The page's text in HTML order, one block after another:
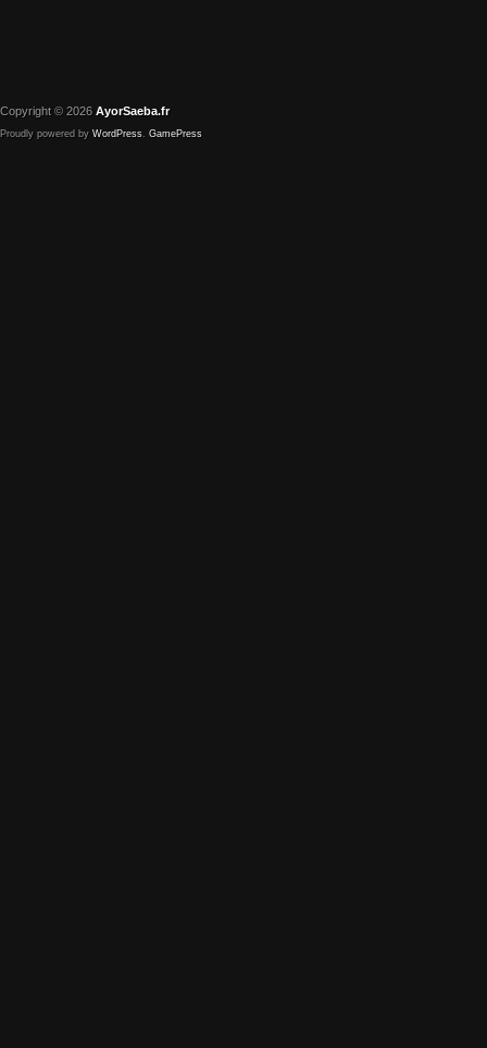
Copyright © 2026 AyorSaeba.fr
Proudly powered by WordPress. GamePress